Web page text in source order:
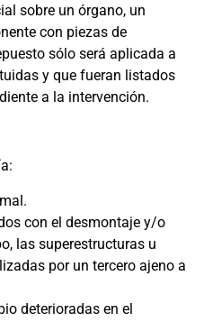
sobre un órgano, un
con piezas de
sólo será aplicada a
y que fueran listados
a la intervención.
con el desmontaje y/o
las superestructuras u
por un tercero ajeno a
deterioradas en el